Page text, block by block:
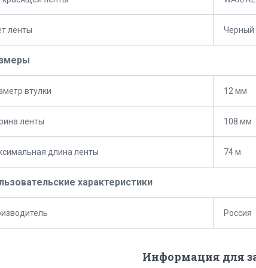
ленты Черный
втулки 12 мм
ленты 108 мм
длина ленты 74 м
характеристики
Россия
Информация для